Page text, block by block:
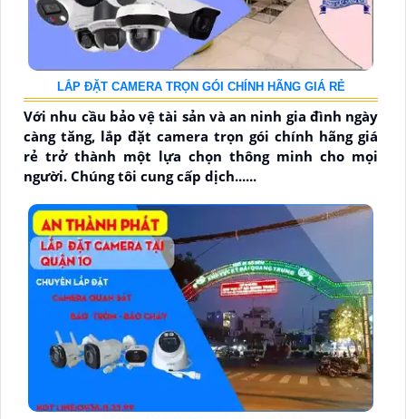
LẮP ĐẶT CAMERA TRỌN GÓI CHÍNH HÃNG GIÁ RẺ
Với nhu cầu bảo vệ tài sản và an ninh gia đình ngày
càng tăng, lắp đặt camera trọn gói chính hãng giá
rẻ trở thành một lựa chọn thông minh cho mọi
người. Chúng tôi cung cấp dịch......